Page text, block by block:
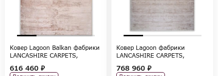
Ковер Lagoon Balkan фабрики
LANCASHIRE CARPETS,
616 460 ₽
Ковер Lagoon фабрики
LANCASHIRE CARPETS,
768 960 ₽